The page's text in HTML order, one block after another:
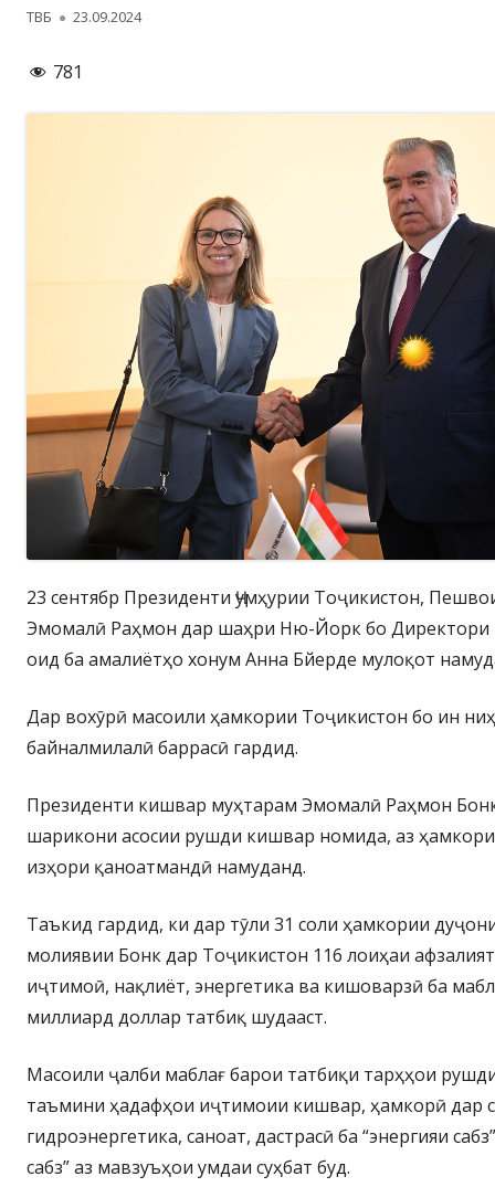
Автор
ТВБ Опубликовано
23.09.2024
781
23 сентябр Президенти Ҷумҳурии Тоҷикистон,
Эмомалӣ Раҳмон дар шаҳри Ню-Йорк бо Директори
оид ба амалиётҳо хонум Анна Бйерде мулоқот
Дар вохӯрӣ масоили ҳамкории Тоҷикистон бо ин
байналмилалӣ баррасӣ гардид.
Президенти кишвар муҳтарам Эмомалӣ Раҳмон
шарикони асосии рушди кишвар номида, аз
изҳори қаноатмандӣ намуданд.
Таъкид гардид, ки дар тӯли 31 соли ҳамкории
молиявии Бонк дар Тоҷикистон 116 лоиҳаи
иҷтимоӣ, нақлиёт, энергетика ва кишоварзӣ ба
миллиард доллар татбиқ шудааст.
Масоили ҷалби маблағ барои татбиқи тарҳҳои
таъмини ҳадафҳои иҷтимоии кишвар, ҳамкорӣ дар
гидроэнергетика, саноат, дастрасӣ ба “энергияи
сабз” аз мавзуъҳои умдаи суҳбат буд.